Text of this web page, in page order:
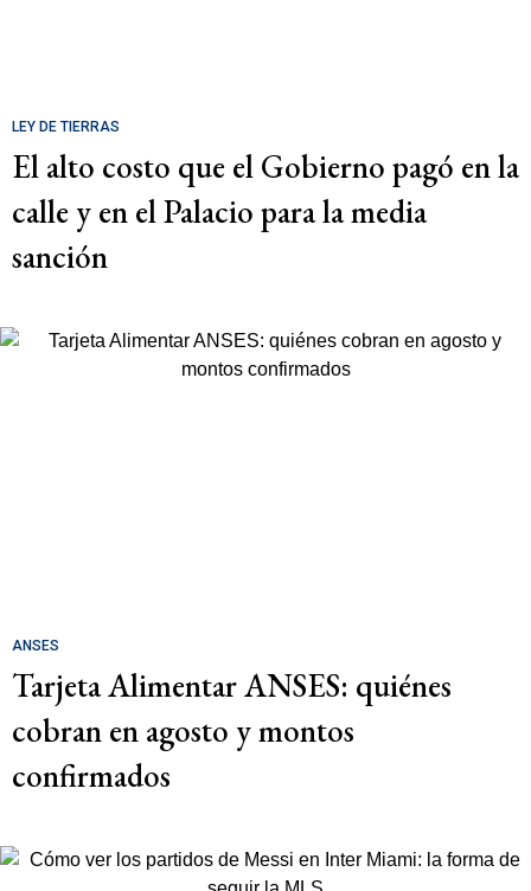
LEY DE TIERRAS
El alto costo que el Gobierno pagó en la
calle y en el Palacio para la media
sanción
ANSES
Tarjeta Alimentar ANSES: quiénes
cobran en agosto y montos
confirmados